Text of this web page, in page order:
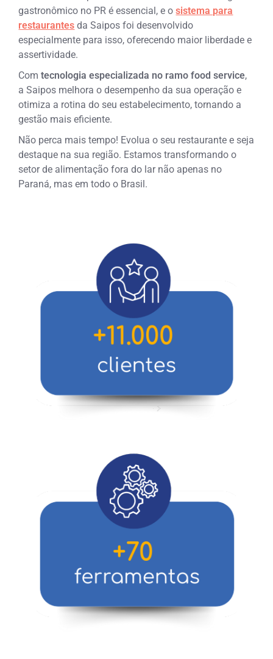
gastronômico no PR é essencial, e osistema para
restaurantes da Saipos foi desenvolvido
especialmente para isso, oferecendo maior liberdade e
assertividade.
Com tecnologia especializada no ramo food service,
a Saipos melhora o desempenho da sua operação e
otimiza a rotina do seu estabelecimento, tornando a
gestão mais eficiente.
Não perca mais tempo! Evolua o seu restaurante e seja
destaque na sua região. Estamos transformando o
setor de alimentação fora do lar não apenas no
Paraná, mas em todo o Brasil.